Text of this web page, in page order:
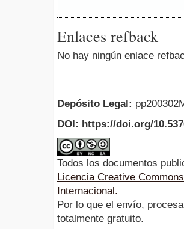
Enlaces refback
No hay ningún enlace
Depósito Legal:
DOI: https://doi.org/
Todos los documentos
Licencia Creative
Internacional.
Por lo que el envío,
totalmente gratuito.